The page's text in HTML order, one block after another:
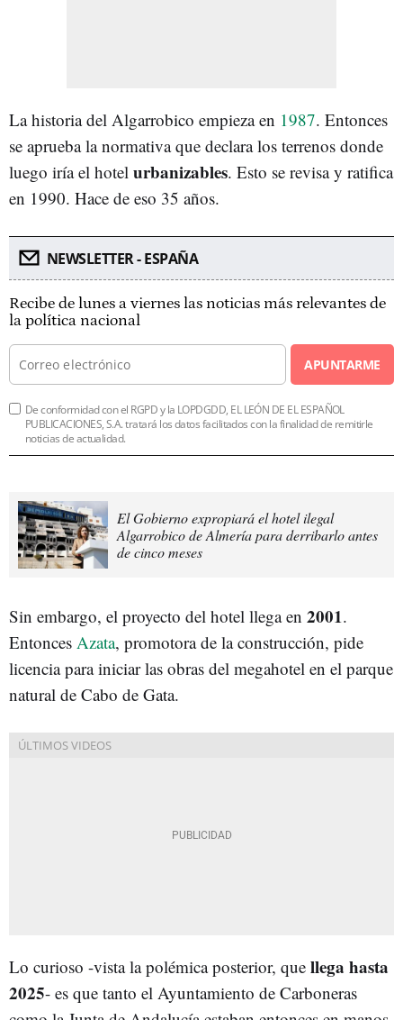
La historia del Algarrobico empieza en 1987. Entonces
se aprueba la normativa que declara los terrenos donde
luego iría el hotel urbanizables. Esto se revisa y ratifica
en 1990. Hace de eso 35 años.
NEWSLETTER - ESPAÑA
Recibe de lunes a viernes las noticias más relevantes de
la política nacional
APUNTARME
De conformidad con el RGPD y la LOPDGDD, EL LEÓN DE EL ESPAÑOL
PUBLICACIONES, S.A. tratará los datos facilitados con la finalidad de remitirle
noticias de actualidad.
El Gobierno expropiará el hotel ilegal
Algarrobico de Almería para derribarlo antes
de cinco meses
Sin embargo, el proyecto del hotel llega en 2001.
Entonces Azata, promotora de la construcción, pide
licencia para iniciar las obras del megahotel en el parque
natural de Cabo de Gata.
Lo curioso -vista la polémica posterior, que llega hasta
2025- es que tanto el Ayuntamiento de Carboneras